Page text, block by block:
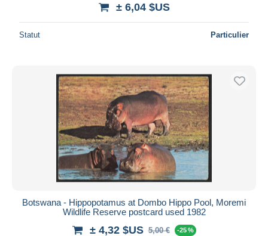
± 6,04 $US
Statut Particulier
Botswana - Hippopotamus at Dombo Hippo Pool, Moremi
Wildlife Reserve postcard used 1982
± 4,32 $US 5,00 € -25 %